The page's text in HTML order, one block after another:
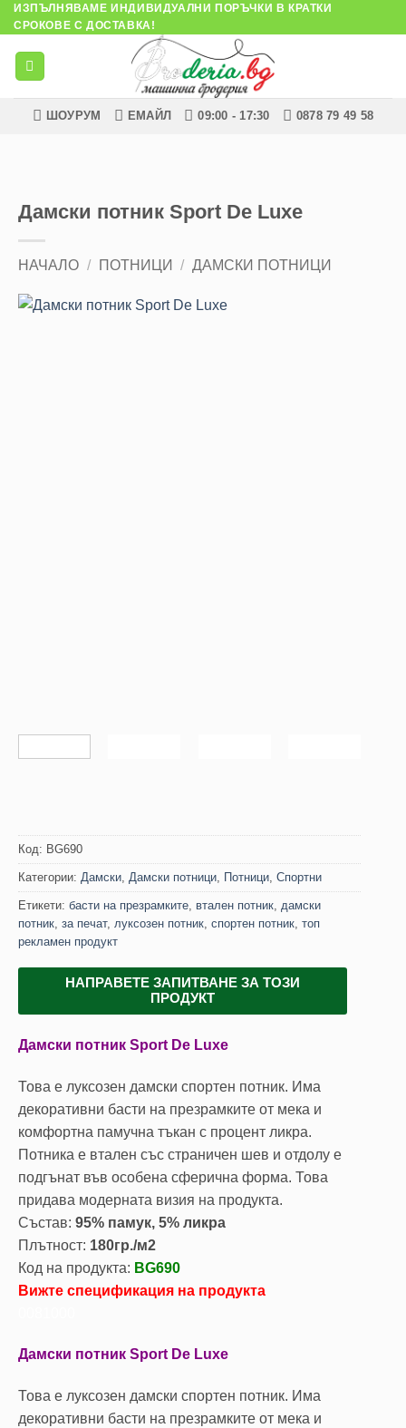
Skip
to
content
ИЗПЪЛНЯВАМЕ ИНДИВИДУАЛНИ ПОРЪЧКИ В КРАТКИ
СРОКОВЕ С ДОСТАВКА!
ШОУРУМ ЕМАЙЛ 09:00 - 17:30 0878 79 49 58
Дамски потник Sport De Luxe
НАЧАЛО / ПОТНИЦИ / ДАМСКИ ПОТНИЦИ
Код: BG690
Категории: Дамски, Дамски потници, Потници, Спортни
Етикети: басти на презрамките, втален потник, дамски
потник, за печат, луксозен потник, спортен потник, топ
рекламен продукт
НАПРАВЕТЕ ЗАПИТВАНЕ ЗА ТОЗИ
ПРОДУКТ
Дамски потник Sport De Luxe
Това е луксозен дамски спортен потник. Има
декоративни басти на презрамките от мека и
комфортна памучна тъкан с процент ликра.
Потника е втален със страничен шев и отдолу е
подгънат във особена сферична форма. Това
придава модерната визия на продукта.
Състав: 95% памук, 5% ликра
Плътност: 180гр./м2
Код на продукта: BG690
Вижте спецификация на продукта
Дамски потник Sport De Luxe
Това е луксозен дамски спортен потник. Има
декоративни басти на презрамките от мека и